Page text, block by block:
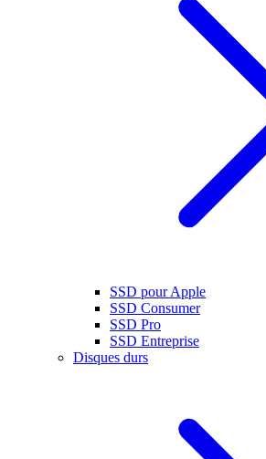
SSD pour Apple
SSD Consumer
SSD Pro
SSD Entreprise
Disques durs